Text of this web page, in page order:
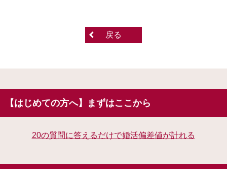
戻る
【はじめての方へ】まずはここから
20の質問に答えるだけで婚活偏差値が計れる